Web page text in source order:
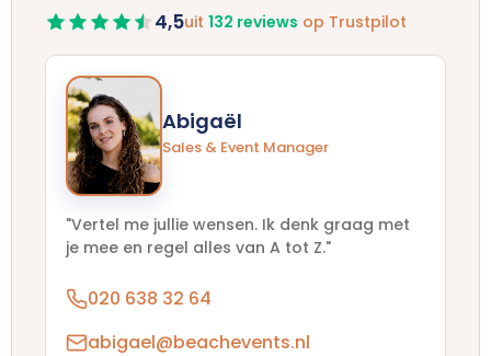
4,5uit 132 reviews op Trustpilot
Abigaël
Sales & Event Manager
"Vertel me jullie wensen. Ik denk graag met
je mee en regel alles van A tot Z."
020 638 32 64
abigael@beachevents.nl